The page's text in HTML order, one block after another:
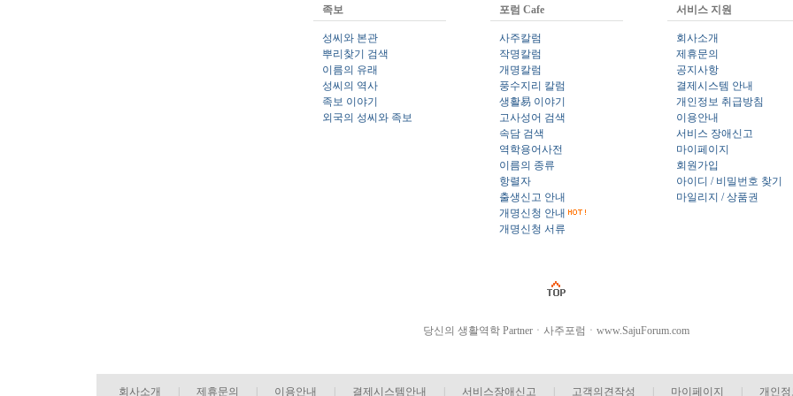
족보
성씨와 본관
뿌리찾기 검색
이름의 유래
성씨의 역사
족보 이야기
외국의 성씨와 족보
포럼 Cafe
사주칼럼
작명칼럼
개명칼럼
풍수지리 칼럼
생활易 이야기
고사성어 검색
속담 검색
역학용어사전
이름의 종류
항렬자
출생신고 안내
개명신청 안내
개명신청 서류
서비스 지원
회사소개
제휴문의
공지사항
결제시스템 안내
개인정보 취급방침
이용안내
서비스 장애신고
마이페이지
회원가입
아이디 / 비밀번호 찾기
마일리지 / 상품권
당신의 생활역학 Partnerㆍ사주포럼ㆍwww.SajuForum.com
회사소개 제휴문의 이용안내 결제시스템안내 서비스장애신고 고객의견작성 마이페이지 개인정